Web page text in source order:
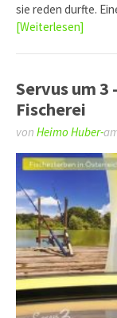
sie reden durfte.
[Weiterlesen]
Servus um 3
Fischerei
von Heimo Huber-